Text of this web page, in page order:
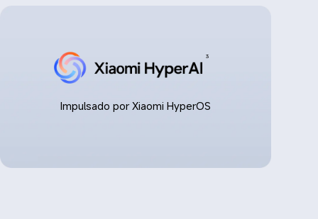
3
Impulsado por Xiaomi HyperOS